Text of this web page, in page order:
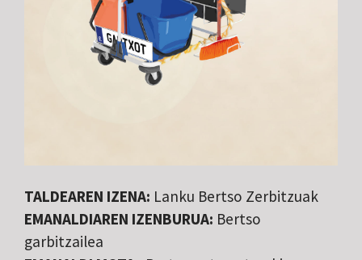
TALDEAREN IZENA: Lanku Bertso Zerbitzuak
EMANALDIAREN IZENBURUA: Bertso
garbitzailea